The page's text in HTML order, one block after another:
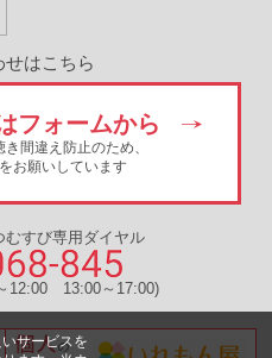
せはこちら
フォームから
間違え防止のため、
お願いしています
むすび専用ダイヤル
12:00 13:00～17:00)
サービスを